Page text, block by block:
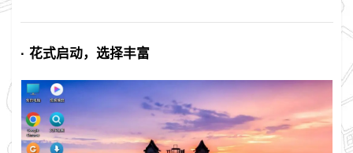
· 花式启动，选择丰富